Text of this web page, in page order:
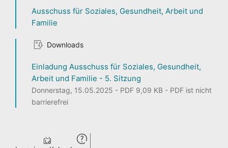
Ausschuss für Soziales, Gesundheit, Arbeit und
Familie
Downloads
Einladung Ausschuss für Soziales, Gesundheit,
Arbeit und Familie - 5. Sitzung
Donnerstag, 15.05.2025 - PDF 9,09 KB - PDF ist nicht
barrierefrei
Seite teilen